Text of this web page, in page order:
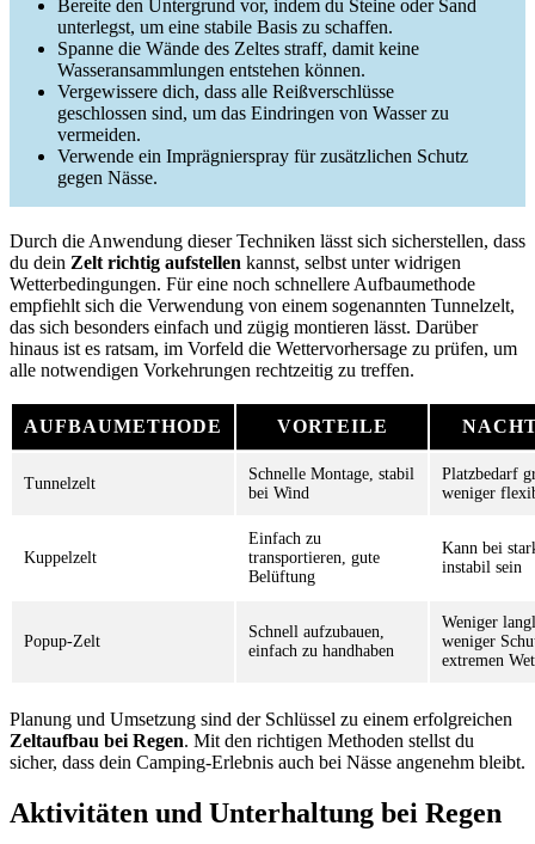
Bereite den Untergrund vor, indem du Steine oder Sand
unterlegst, um eine stabile Basis zu schaffen.
Spanne die Wände des Zeltes straff, damit keine
Wasseransammlungen entstehen können.
Vergewissere dich, dass alle Reißverschlüsse
geschlossen sind, um das Eindringen von Wasser zu
vermeiden.
Verwende ein Imprägnierspray für zusätzlichen Schutz
gegen Nässe.
Durch die Anwendung dieser Techniken lässt sich sicherstellen, dass
du dein Zelt richtig aufstellen kannst, selbst unter widrigen
Wetterbedingungen. Für eine noch schnellere Aufbaumethode
empfiehlt sich die Verwendung von einem sogenannten Tunnelzelt,
das sich besonders einfach und zügig montieren lässt. Darüber
hinaus ist es ratsam, im Vorfeld die Wettervorhersage zu prüfen, um
alle notwendigen Vorkehrungen rechtzeitig zu treffen.
AUFBAUMETHODE VORTEILE
Tunnelzelt
Schnelle Montage, stabil
bei Wind
Platzbedarf
weniger
Kuppelzelt
Einfach zu
transportieren, gute
Belüftung
Kann bei
instabil sein
Popup-Zelt
Schnell aufzubauen,
einfach zu handhaben
Weniger
weniger
extremen
Planung und Umsetzung sind der Schlüssel zu einem erfolgreichen
Zeltaufbau bei Regen. Mit den richtigen Methoden stellst du
sicher, dass dein Camping-Erlebnis auch bei Nässe angenehm bleibt.
Aktivitäten und Unterhaltung bei Regen